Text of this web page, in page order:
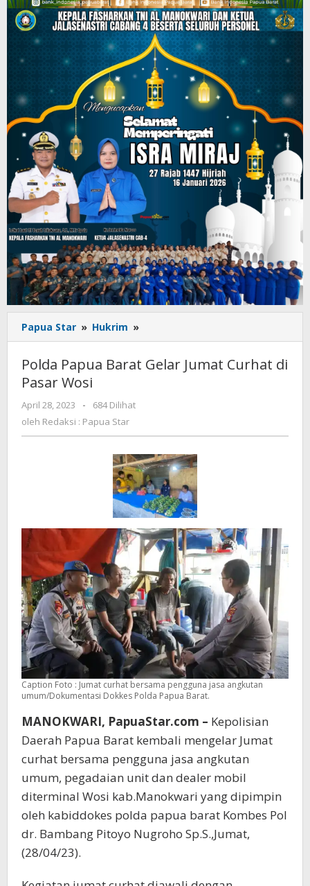
Papua Star » Hukrim »
Papua
Gelar
Polda Papua Barat Gelar Jumat Curhat di
Pasar Wosi
April 28, 2023
oleh
Redaksi
-
684 Dilihat
oleh Redaksi : Papua Star
Caption Foto : Jumat curhat bersama pengguna jasa angkutan
umum/Dokumentasi Dokkes Polda Papua Barat.
MANOKWARI, PapuaStar.com – Kepolisian
Daerah Papua Barat kembali mengelar Jumat
curhat bersama pengguna jasa angkutan
umum, pegadaian unit dan dealer mobil
diterminal Wosi kab.Manokwari yang dipimpin
oleh kabiddokes polda papua barat Kombes Pol
dr. Bambang Pitoyo Nugroho Sp.S.,Jumat,
(28/04/23).